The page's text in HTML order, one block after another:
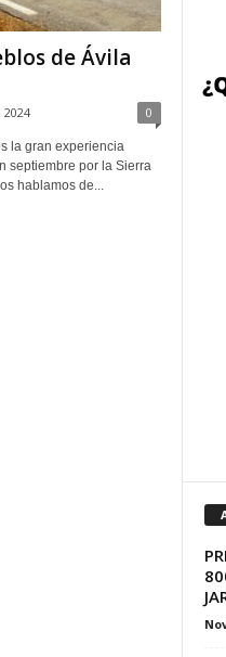
de Ávila
0
la gran experiencia
septiembre por la Sierra
hablamos de...